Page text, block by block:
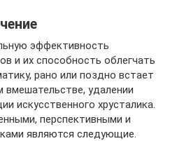
эффективность
и их способность облегчать
рано или поздно встает
вмешательстве, удалении
искусственного хрусталика.
перспективными и
являются следующие.